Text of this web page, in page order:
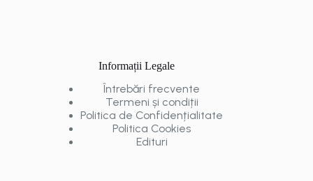
Informații Legale
Întrebări frecvente
Termeni și condiții
Politica de Confidențialitate
Politica Cookies
Edituri